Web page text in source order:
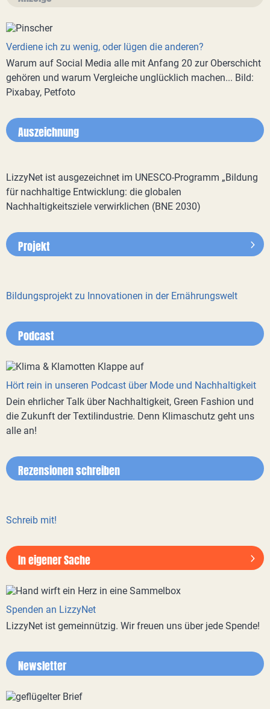
Verdiene ich zu wenig, oder lügen die anderen?
Warum auf Social Media alle mit Anfang 20 zur Oberschicht
gehören und warum Vergleiche unglücklich machen... Bild:
Pixabay, Petfoto
Auszeichnung
LizzyNet ist ausgezeichnet im UNESCO-Programm „Bildung
für nachhaltige Entwicklung: die globalen
Nachhaltigkeitsziele verwirklichen (BNE 2030)
Projekt
Bildungsprojekt zu Innovationen in der Ernährungswelt
Podcast
Hört rein in unseren Podcast über Mode und Nachhaltigkeit
Dein ehrlicher Talk über Nachhaltigkeit, Green Fashion und
die Zukunft der Textilindustrie. Denn Klimaschutz geht uns
alle an!
Rezensionen schreiben
Schreib mit!
In eigener Sache
Spenden an LizzyNet
LizzyNet ist gemeinnützig. Wir freuen uns über jede Spende!
Newsletter